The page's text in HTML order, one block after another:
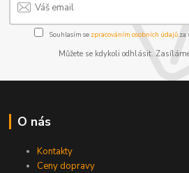
Souhlasím se zpracováním osobních údajůza
Můžete se kdykoli odhlásit.
O nás
Kontakty
Ceny dopravy